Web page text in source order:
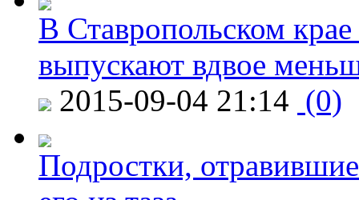
В Ставропольском
выпускают вдвое
2015-09-04 21:14 (0)
Подростки,